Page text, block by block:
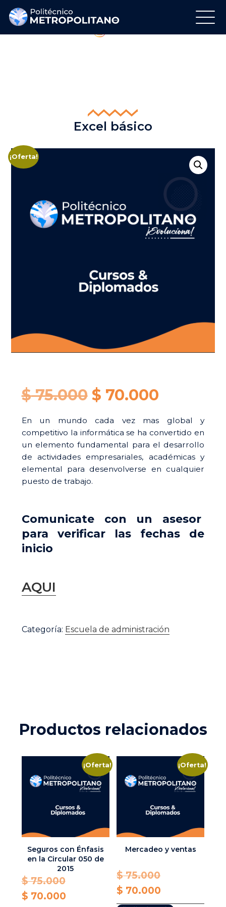
Excel básico
¡Oferta!
$75.000 Original
price
was:
$ 75.000.
$ 70.000Current
price
is:
$
En un mundo cada vez mas global y
competitivo la informática se ha convertido en
un elemento fundamental para el desarrollo
de actividades empresariales, académicas y
elemental para desenvolverse en cualquier
puesto de trabajo.
Comunicate con un asesor
para verificar las fechas de
inicio
AQUI
básico
Categoría: Escuela de administración
Productos relacionados
¡Oferta!
Seguros con Énfasis
en la Circular 050 de
2015
$75.000Original
price
$ 70.000Current
¡Oferta!
Mercadeo y ventas
$75.000Original
price
$ 70.000